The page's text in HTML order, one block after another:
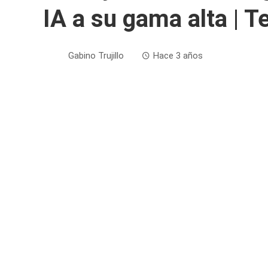
IA a su gama alta |
Gabino Trujillo Hace 3 años